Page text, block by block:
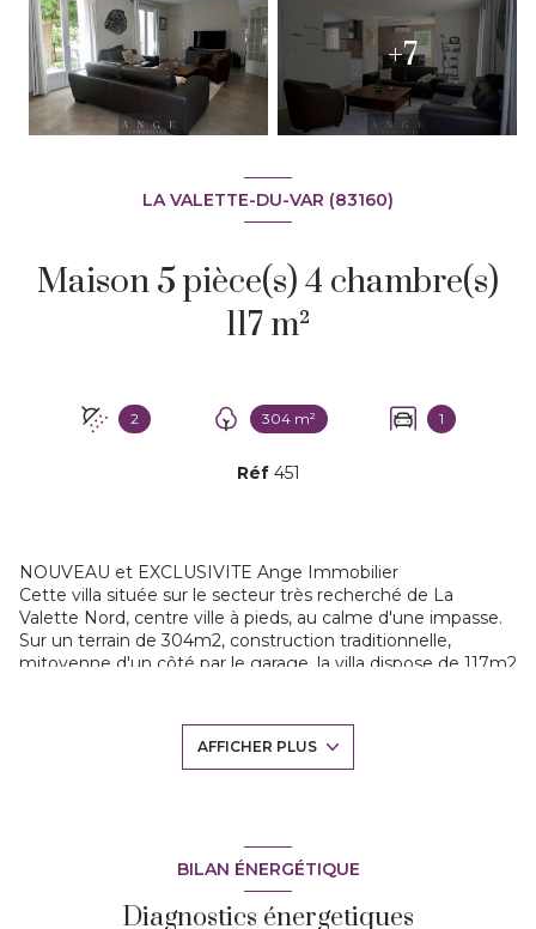
+7
LA VALETTE-DU-VAR (83160)
Maison 5 pièce(s) 4 chambre(s)
117 m²
2 304 m² 1
Réf 451
NOUVEAU et EXCLUSIVITE Ange Immobilier
Cette villa située sur le secteur très recherché de La
Valette Nord, centre ville à pieds, au calme d'une impasse.
Sur un terrain de 304m2, construction traditionnelle,
mitoyenne d'un côté par le garage, la villa dispose de 117m2
vivre de 39m2 séjour/salle à manger. Une cuisne ouverte et
Une buanderie et le garage. La pièce à vivre est tres
La villa est exposée Sud, et hors lotissement. Deux
stationnements véhicules sur le terrain.
Climatisations reversibles, et forage. Rare sur ce secteur. A
AFFICHER PLUS
BILAN ÉNERGÉTIQUE
Diagnostics énergetiques